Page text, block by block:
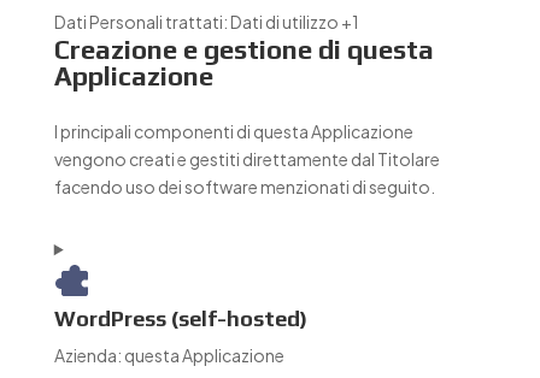
Dati Personali trattati:Dati di utilizzo +1
Creazione e gestione di questa
Applicazione
I principali componenti di questa Applicazione
vengono creati e gestiti direttamente dal Titolare
facendo uso dei software menzionati di seguito.
WordPress (self-hosted)
Azienda: questa Applicazione